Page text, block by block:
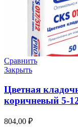
Сравнить
Закрыть
Цветная
коричневый 5-
804,00 ₽